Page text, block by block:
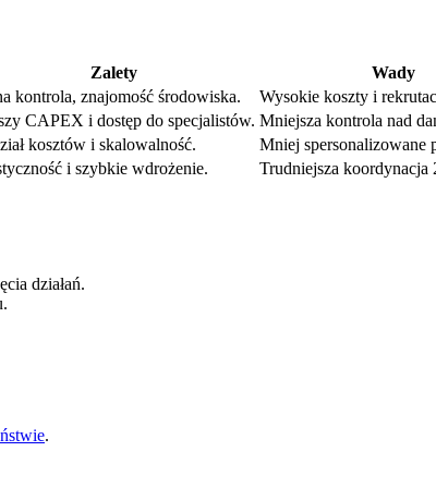
Zalety
Wady
kontrola, znajomość środowiska.
Wysokie koszty i
CAPEX i dostęp do specjalistów. Mniejsza kontrola nad
kosztów i skalowalność.
Mniej spersonalizowane
i szybkie wdrożenie. Trudniejsza koordynacja
działań.
.